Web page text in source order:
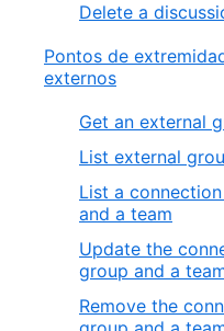
Delete a
Pontos de
externos
Get an external
List external
List a
and a team
Update the
group and a
Remove the